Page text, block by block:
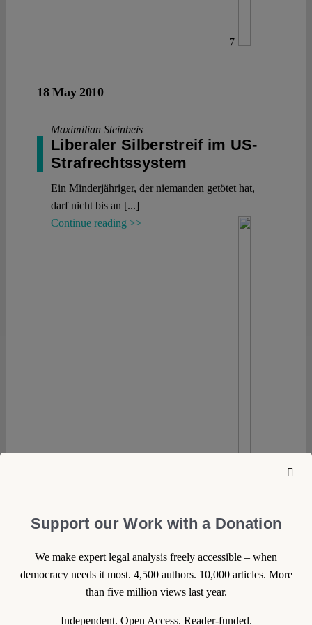
7
18 May 2010
Maximilian Steinbeis
Liberaler Silberstreif im US-
Strafrechtssystem
Ein Minderjähriger, der niemanden getötet hat,
darf nicht bis an [...]
Continue reading >>
29 April 2010
Support our Work with a Donation
We make expert legal analysis freely accessible – when
democracy needs it most. 4,500 authors. 10,000 articles. More
than five million views last year.
Independent. Open Access. Reader-funded.